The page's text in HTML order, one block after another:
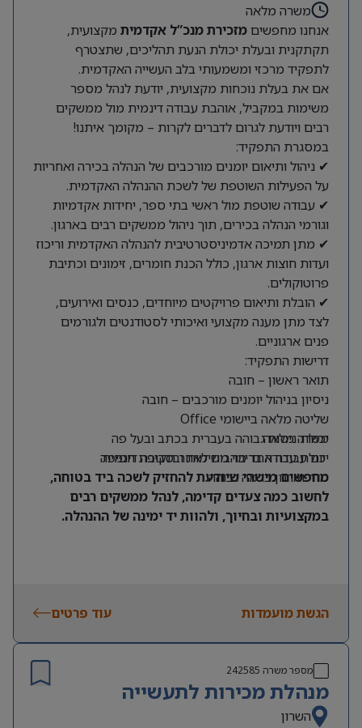
משרה מלאה
אנחנו מחפשיםמזכירת מנכ”ל אקדמית מקצועית,
תקתקנית ובעלת יכולת הנעת תהליכים, שתצטרף
לתפקיד מרכזי ומשמעותי בלב העשייה האקדמית.
אם את בעלת נוכחות מקצועית, יודעת לנהל מספר
משימות במקביל, אוהבת עבודה דינמית מול ממשקים
רבים ויודעת לגרום לדברים לקרות – מקומך איתנו!
במסגרת התפקיד:
✔ ניהול ותיאום יומנים מורכבים של הנהלה בכירה ואחריות
על הפעילות השוטפת של לשכת ההנהלה האקדמית.
✔ עבודה שוטפת מול ראשי בתי ספר, יחידות אקדמיות
וגורמי הנהלה בכירים, תוך ניהול ממשקים רבים בארגון.
✔ מתן תמיכה אדמיניסטרטיבית להנהלה האקדמית וריכוז
ועדות חוצות ארגון, כולל הכנת חומרים, זימונים וכתיבת
פרוטוקולים.
✔ הובלת ותיאום פרויקטים מיוחדים, כנסים ואירועים,
לצד מתן מענה מקצועי ואיכותי לסטודנטים ולגורמים
פנים ארגוניים.
דרישות התפקיד:
תואר ראשון – חובה
ניסיון בניהול יומנים מורכבים – חובה
שליטה מלאה ביישומי Office
יכולת ניסוח גבוהה בעברית בכתב ובעל פה
יכולת עבודה בריבוי משימות ובסביבה דינמית
סדר וארגון ברמה גבוהה
משרה מלאה
יום עבודה אחד מהבית לאחר תקופת חפיפה
מחפשים מישהי שיודעת להחזיק לשכה ביד בטוחה,
לחשוב כמה צעדים קדימה, לנהל ממשקים רבים
במקצועיות ובחיוך, ולהוות יד ימינה של ההנהלה.
הגשת מועמדות עוד פרטים
מספר משרה 242585
מנהלת מכירות לתעשייה
השרון